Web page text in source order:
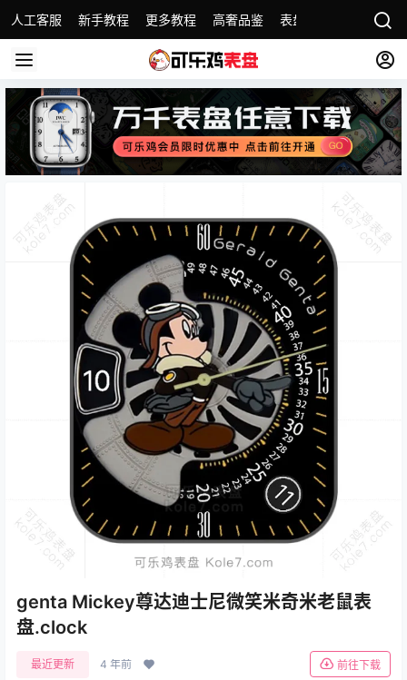
人工客服 新手教程 更多教程 高奢品鉴 表盘精选 名表故事
genta Mickey尊达迪士尼微笑米奇米老鼠表
盘.clock
最近更新 4 年前 前往下载